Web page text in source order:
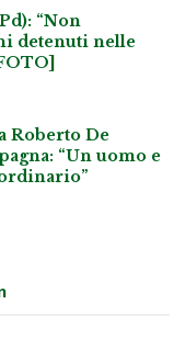
“Non
detenuti nelle
Roberto De
“Un uomo e